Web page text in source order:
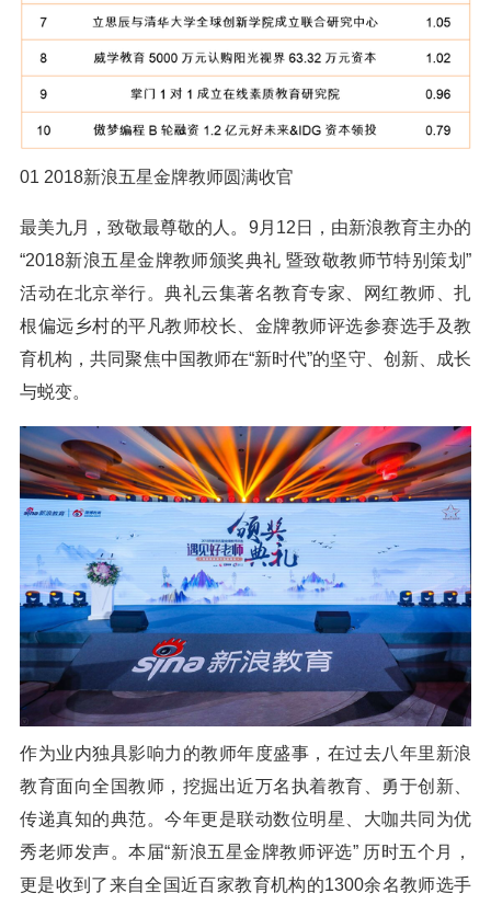
01 2018新浪五星金牌教师圆满收官
最美九月，致敬最尊敬的人。9月12日，由新浪教育主办的
“2018新浪五星金牌教师颁奖典礼 暨致敬教师节特别策划”
活动在北京举行。典礼云集著名教育专家、网红教师、扎
根偏远乡村的平凡教师校长、金牌教师评选参赛选手及教
育机构，共同聚焦中国教师在“新时代”的坚守、创新、成长
与蜕变。
作为业内独具影响力的教师年度盛事，在过去八年里新浪
教育面向全国教师，挖掘出近万名执着教育、勇于创新、
传递真知的典范。今年更是联动数位明星、大咖共同为优
秀老师发声。本届“新浪五星金牌教师评选” 历时五个月，
更是收到了来自全国近百家教育机构的1300余名教师选手